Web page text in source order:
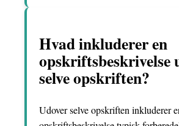
Hvad inkluderer en
opskriftsbeskrivelse
selve opskriften?
Udover selve opskriften inkluderer